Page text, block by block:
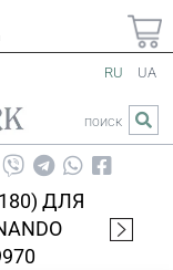
RU UA
ПОИСК
ДЛЯ